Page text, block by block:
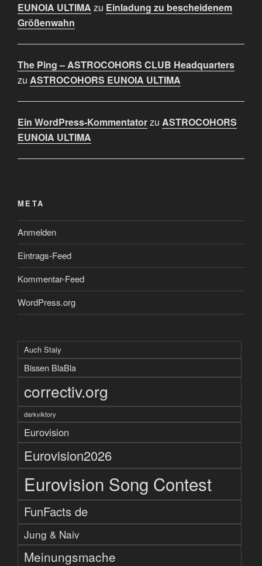
EUNOIA ULTIMA zu Einladung zu bescheidenem
Größenwahn
The Ping – ASTROCOHORS CLUB Headquarters
zu ASTROCOHORS EUNOIA ULTIMA
Ein WordPress-Kommentatorzu ASTROCOHORS
EUNOIA ULTIMA
META
Anmelden
Eintrags-Feed
Kommentar-Feed
WordPress.org
Auch Staiy
Bissen BlaBla
correctiv.org
darkviktory
Eurovision
Eurovision2026
Eurovision Song Contest
FunFacts de
Jung & Naiv
Meinungsmache